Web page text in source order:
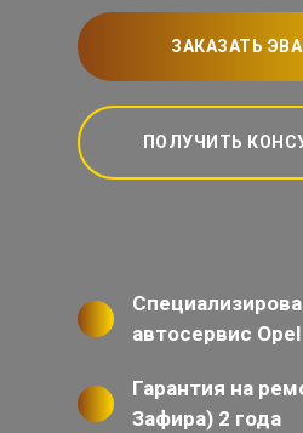
ЗАКАЗАТЬ
ПОЛУЧИТЬ
автосервис Opel
Гарантия на
Зафира) 2 года